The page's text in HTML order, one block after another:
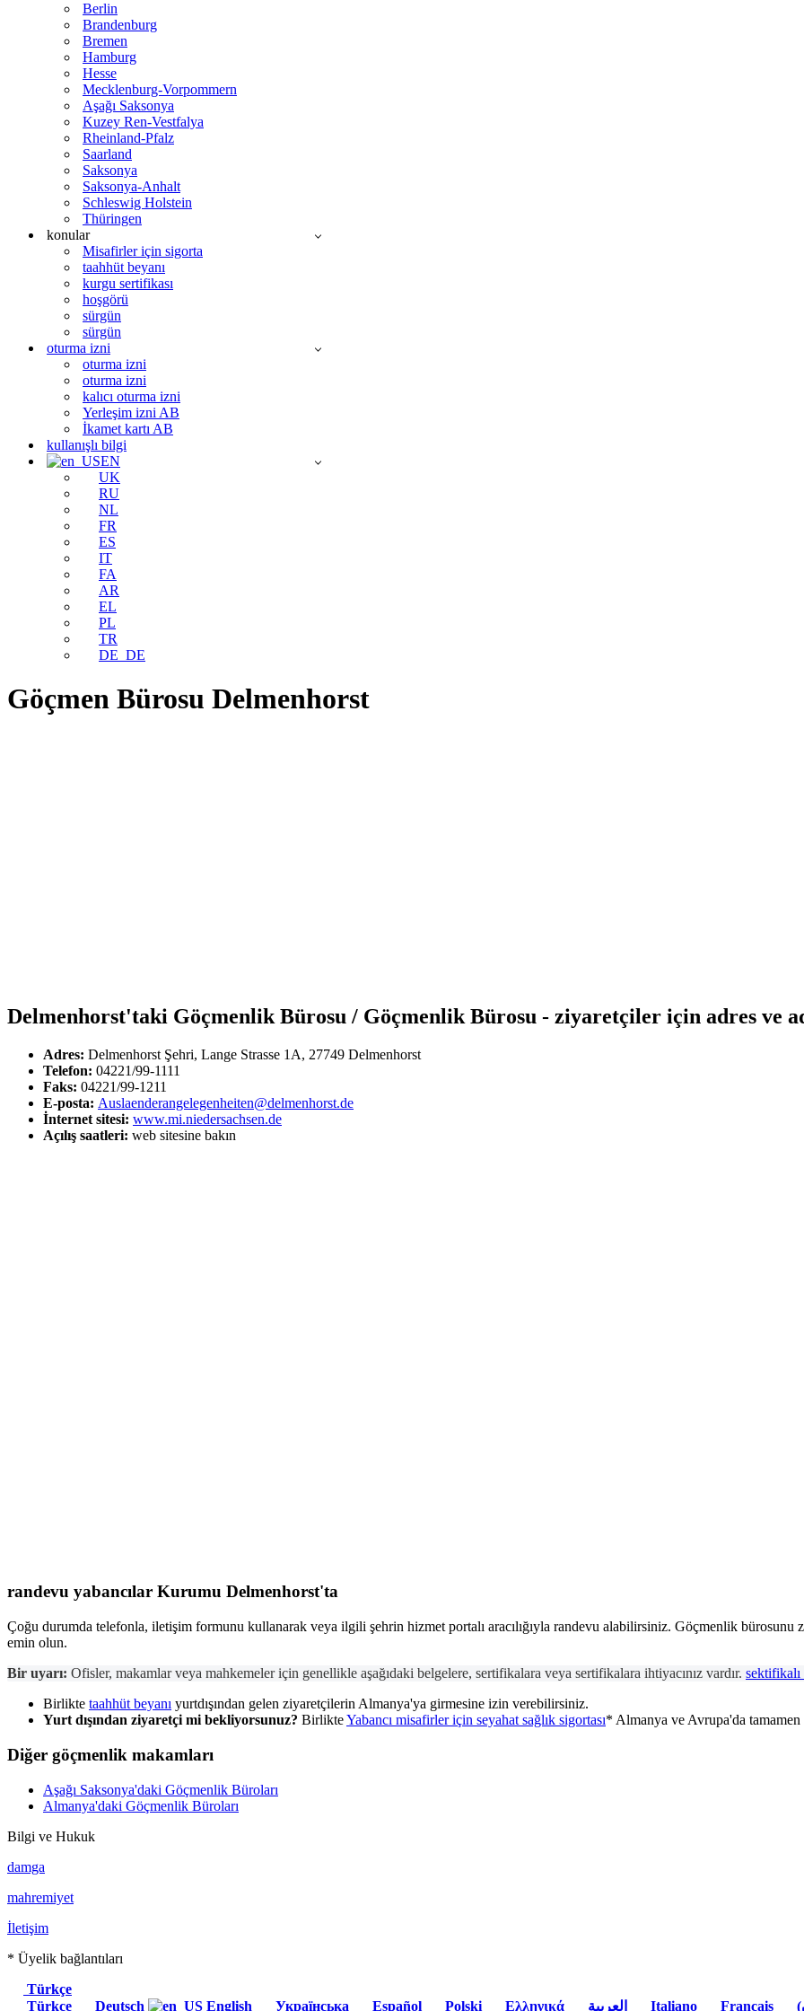
Berlin
Brandenburg
Bremen
Hamburg
Hesse
Mecklenburg-Vorpommern
Aşağı Saksonya
Kuzey Ren-Vestfalya
Rheinland-Pfalz
Saarland
Saksonya
Saksonya-Anhalt
Schleswig Holstein
Thüringen
konular
Misafirler için sigorta
taahhüt beyanı
kurgu sertifikası
hoşgörü
sürgün
sürgün
oturma izni
oturma izni
oturma izni
kalıcı oturma izni
Yerleşim izni AB
İkamet kartı AB
kullanışlı bilgi
EN
UK
RU
NL
FR
ES
IT
FA
AR
EL
PL
TR
DE_DE
Göçmen Bürosu Delmenhorst
Delmenhorst'taki Göçmenlik Bürosu / Göçmenlik Bürosu - ziyaretçiler için adres ve
Adres: Delmenhorst Şehri, Lange Strasse 1A, 27749 Delmenhorst
Telefon: 04221/99-1111
Faks: 04221/99-1211
E-posta: Auslaenderangelegenheiten@delmenhorst.de
İnternet sitesi: www.mi.niedersachsen.de
Açılış saatleri: web sitesine bakın
randevu yabancılar Kurumu Delmenhorst'ta
Çoğu durumda telefonla, iletişim formunu kullanarak veya ilgili şehrin hizmet portalı aracılığıyla randevu alabilirsiniz. Göçmenlik
emin olun.
Bir uyarı: Ofisler, makamlar veya mahkemeler için genellikle aşağıdaki belgelere, sertifikalara veya sertifikalara ihtiyacınız vardır.
Birlikte taahhüt beyanı yurtdışından gelen ziyaretçilerin Almanya'ya girmesine izin verebilirsiniz.
Yurt dışından ziyaretçi mi bekliyorsunuz? BirlikteYabancı misafirler için seyahat sağlık sigortası* Almanya ve Avrupa'da
Diğer göçmenlik makamları
Aşağı Saksonya'daki Göçmenlik Büroları
Almanya'daki Göçmenlik Büroları
Bilgi ve Hukuk
damga
mahremiyet
İletişim
* Üyelik bağlantıları
Türkçe
Türkçe
Deutsch English Українська Español Polski Ελληνικά Italiano Français